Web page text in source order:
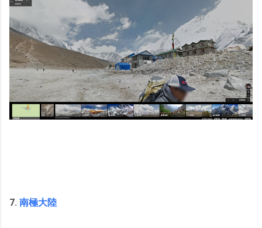
7. 南極大陸